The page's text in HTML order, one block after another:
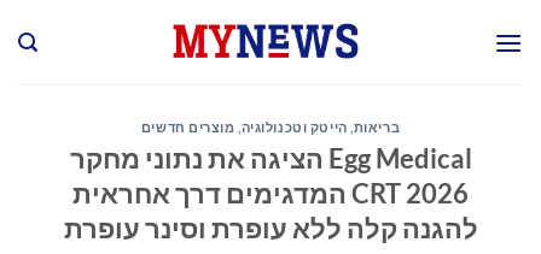
בריאות הייטק וטכנולוגיה מוצרים חדשים
Egg Medical הציגה את נתוני מחקר
CRT 2026 המדגימים דרך אחראית
להגנה קלה ללא עופרת וסינר עופרת